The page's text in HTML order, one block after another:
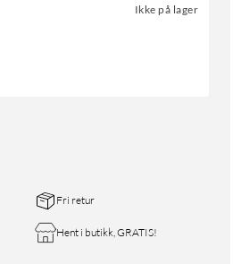
Ikke på lager
Fri retur
Hent i butikk, GRATIS!